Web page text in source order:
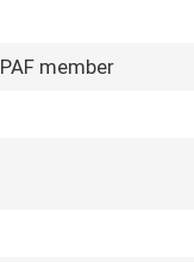
member